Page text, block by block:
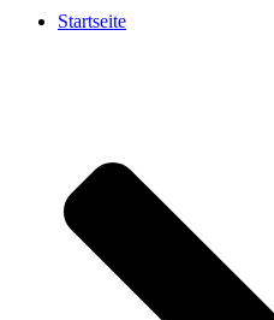
Startseite